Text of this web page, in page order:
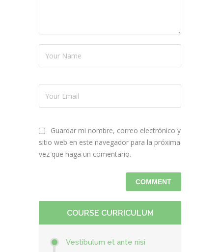
Guardar mi nombre, correo electrónico y
sitio web en este navegador para la próxima
vez que haga un comentario.
COURSE CURRICULUM
Vestibulum et ante nisi